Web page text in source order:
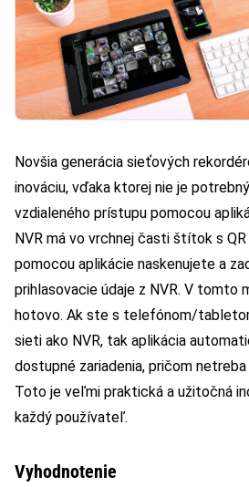
Novšia generácia sieťových
inováciu, vďaka ktorej nie je potrebný
vzdialeného prístupu pomocou
NVR má vo vrchnej časti štítok s
pomocou aplikácie naskenujete a
prihlasovacie údaje z NVR. V tomto
hotovo. Ak ste s telefónom/
sieti ako NVR, tak aplikácia
dostupné zariadenia, pričom
Toto je veľmi praktická a užitočná
každý používateľ.
Vyhodnotenie